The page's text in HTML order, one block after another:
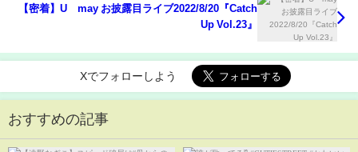
【密着】U≠may お披露目ライブ2022/8/20『Catch
Up Vol.23』
Xでフォローしよう
おすすめの記事